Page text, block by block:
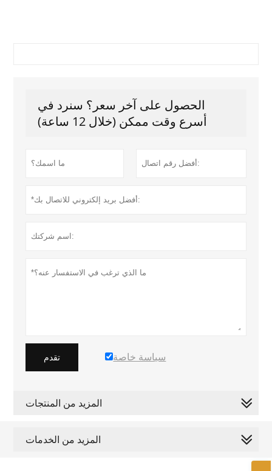
الحصول على آخر سعر؟ سنرد في
أسرع وقت ممكن (خلال 12 ساعة)
تقدم سياسة خاصة
المزيد من المنتجات
المزيد من الخدمات